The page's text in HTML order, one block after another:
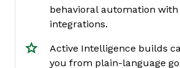
behavioral automation with
integrations.
Active Intelligence builds
you from plain-language